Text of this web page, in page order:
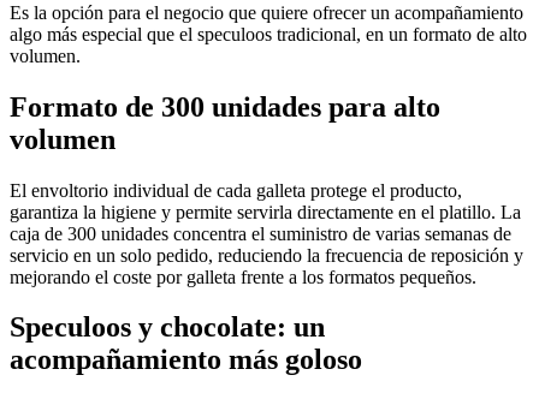
Es la opción para el negocio que quiere ofrecer un acompañamiento
algo más especial que el speculoos tradicional, en un formato de alto
volumen.
Formato de 300 unidades para alto
volumen
El envoltorio individual de cada galleta protege el producto,
garantiza la higiene y permite servirla directamente en el platillo. La
caja de 300 unidades concentra el suministro de varias semanas de
servicio en un solo pedido, reduciendo la frecuencia de reposición y
mejorando el coste por galleta frente a los formatos pequeños.
Speculoos y chocolate: un
acompañamiento más goloso